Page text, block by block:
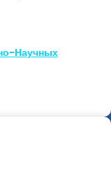
Научных